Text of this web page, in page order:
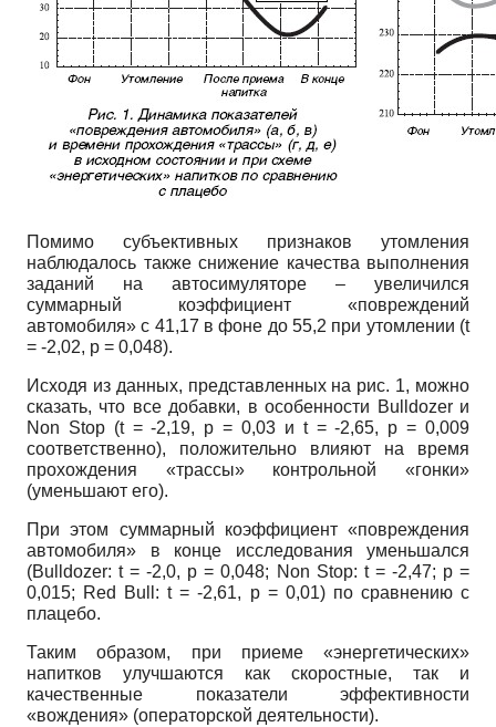
Помимо субъективных признаков утомления
наблюдалось также снижение качества выполнения
заданий на автосимуляторе – увеличился
суммарный коэффициент «повреждений
автомобиля» с 41,17 в фоне до 55,2 при утомлении (t
= -2,02, р = 0,048).
Исходя из данных, представленных на рис. 1, можно
сказать, что все добавки, в особенности Bulldozer и
Non Stop (t = -2,19, p = 0,03 и t = -2,65, p = 0,009
соответственно), положительно влияют на время
прохождения «трассы» контрольной «гонки»
(уменьшают его).
При этом суммарный коэффициент «повреждения
автомобиля» в конце исследования уменьшался
(Bulldozer: t = -2,0, p = 0,048; Non Stop: t = -2,47; p =
0,015; Red Bull: t = -2,61, p = 0,01) по сравнению с
плацебо.
Таким образом, при приеме «энергетических»
напитков улучшаются как скоростные, так и
качественные показатели эффективности
«вождения» (операторской деятельности).